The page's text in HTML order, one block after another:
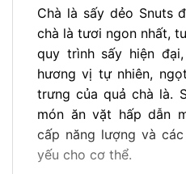
Chà là sấy dẻo Snuts
chà là tươi ngon nhất,
quy trình sấy hiện
hương vị tự nhiên,
trưng của quả chà là.
món ăn vặt hấp dẫn
cấp năng lượng và
yếu cho cơ thể.